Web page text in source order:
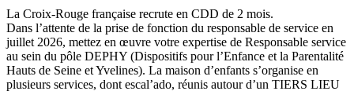
La Croix-Rouge française recrute en CDD de 2 mois.
Dans l’attente de la prise de fonction du responsable de service en
juillet 2026, mettez en œuvre votre expertise de Responsable service
au sein du pôle DEPHY (Dispositifs pour l’Enfance et la Parentalité
Hauts de Seine et Yvelines). La maison d’enfants s’organise en
plusieurs services, dont escal’ado, réunis autour d’un TIERS LIEU